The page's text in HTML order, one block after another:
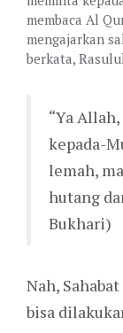
membaca Al
mengajarkan
berkata,
“Ya
kepada-
lemah,
hutang
Bukhari)
Nah,
bisa